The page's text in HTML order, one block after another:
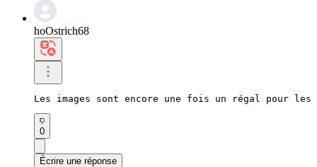
hoOstrich68
Les images sont encore une fois un régal pour les
0
Écrire une réponse